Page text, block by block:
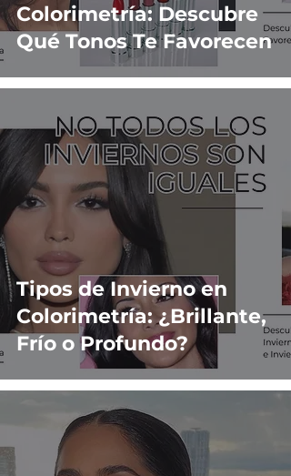
Colorimetría: Descubre
Qué Tonos Te Favorecen
Tipos de Invierno en
Colorimetría: ¿Brillante,
Frío o Profundo?